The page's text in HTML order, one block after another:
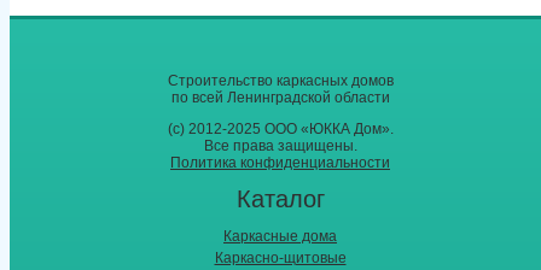
Строительство каркасных дoмoв
по всей Ленинградской области
(с) 2012-2025 ООО «ЮККА Дoм».
Все права защищены.
Политика конфиденциальности
Каталог
Каркасные дома
Каркасно-щитовые